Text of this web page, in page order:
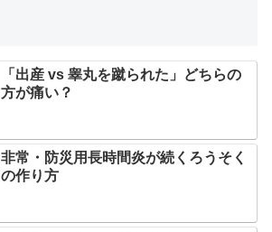
「出産 vs 睾丸を蹴られた」どちらの
方が痛い？
非常・防災用長時間炎が続くろうそく
の作り方